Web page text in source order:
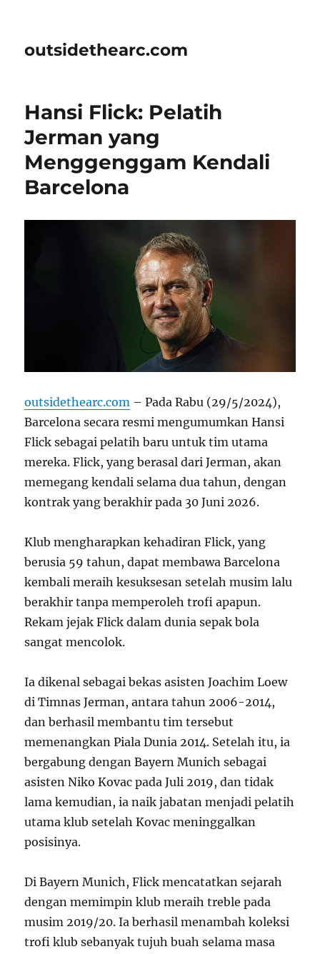
outsidethearc.com
Hansi Flick: Pelatih
Jerman yang
Menggenggam Kendali
Barcelona
outsidethearc.com – Pada Rabu (29/5/2024),
Barcelona secara resmi mengumumkan Hansi
Flick sebagai pelatih baru untuk tim utama
mereka. Flick, yang berasal dari Jerman, akan
memegang kendali selama dua tahun, dengan
kontrak yang berakhir pada 30 Juni 2026.
Klub mengharapkan kehadiran Flick, yang
berusia 59 tahun, dapat membawa Barcelona
kembali meraih kesuksesan setelah musim lalu
berakhir tanpa memperoleh trofi apapun.
Rekam jejak Flick dalam dunia sepak bola
sangat mencolok.
Ia dikenal sebagai bekas asisten Joachim Loew
di Timnas Jerman, antara tahun 2006-2014,
dan berhasil membantu tim tersebut
memenangkan Piala Dunia 2014. Setelah itu, ia
bergabung dengan Bayern Munich sebagai
asisten Niko Kovac pada Juli 2019, dan tidak
lama kemudian, ia naik jabatan menjadi pelatih
utama klub setelah Kovac meninggalkan
posisinya.
Di Bayern Munich, Flick mencatatkan sejarah
dengan memimpin klub meraih treble pada
musim 2019/20. Ia berhasil menambah koleksi
trofi klub sebanyak tujuh buah selama masa